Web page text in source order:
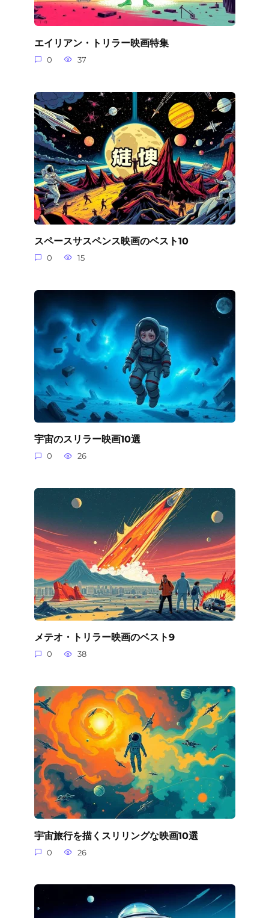
エイリアン・トリラー映画特集
0 37
スペースサスペンス映画のベスト10
0 15
宇宙のスリラー映画10選
0 26
メテオ・トリラー映画のベスト9
0 38
宇宙旅行を描くスリリングな映画10選
0 26